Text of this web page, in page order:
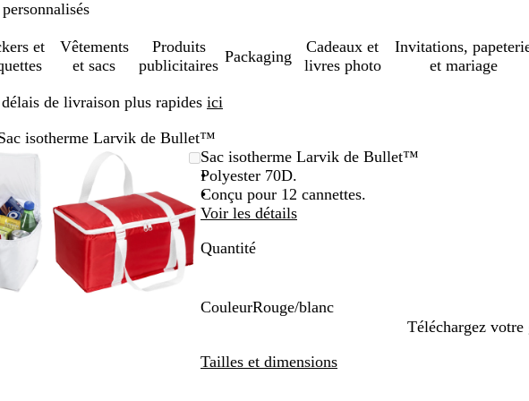
et
Vêtements
et sacs
Produits
publicitaires
Packaging
Cadeaux et
livres photo
Invitations,
et mariage
de livraison plus rapides ici
isotherme Larvik de Bullet™
zoomable
au
minimum
pour
développer
les
touches
plus
et
moins
pour
zoomer
Sac isotherme Larvik de Bullet™
Polyester 70D.
Conçu pour 12 cannettes.
Voir les détails
Quantité
CouleurRouge/blanc
u
Téléchargez votre
Tailles et dimensions